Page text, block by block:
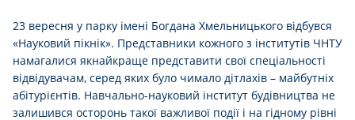
23 вересня у парку імені Богдана Хмельницького відбувся
«Науковий пікнік». Представники кожного з інститутів ЧНТУ
намагалися якнайкраще представити свої спеціальності
відвідувачам, серед яких було чимало дітлахів – майбутніх
абітурієнтів. Навчально-науковий інститут будівництва не
залишився осторонь такої важливої події і на гідному рівні